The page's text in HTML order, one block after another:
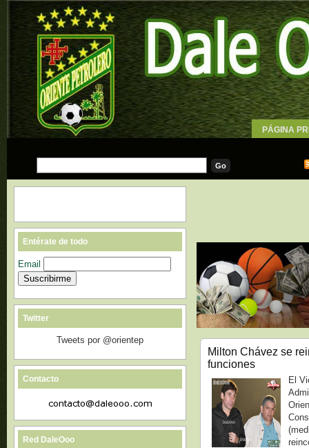
PÁGINA
Milton Chávez se
funciones
El
Entérate de todo
Email
Twitter
Tweets por @orientep
Contacto
Red DaleOoo